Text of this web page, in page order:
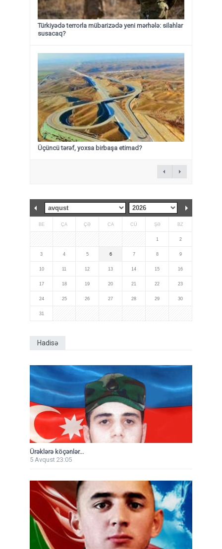
Türkiyədə terrorla mübarizədə yeni mərhələ: silahlar
susacaq?
Üçüncü tərəf, yoxsa birbaşa etimad?
BE ÇA ÇƏ CA CÜ ŞƏ BZ
1 2
3 4 5 6 7 8 9
10 11 12 13 14 15 16
17 18 19 20 21 22 23
24 25 26 27 28 29 30
31
Hadisə
Ürəklərə köçənlər...
5 Avqust 23:05